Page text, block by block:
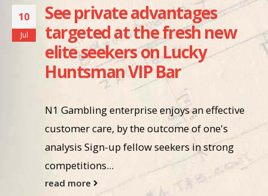
10
Jul
See private advantages
targeted at the fresh new
elite seekers on Lucky
Huntsman VIP Bar
N1 Gambling enterprise enjoys an effective
customer care, by the outcome of one's
analysis Sign-up fellow seekers in strong
competitions...
read more